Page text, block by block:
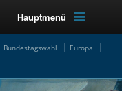
Hauptmenü
Bundestagswahl
Europa